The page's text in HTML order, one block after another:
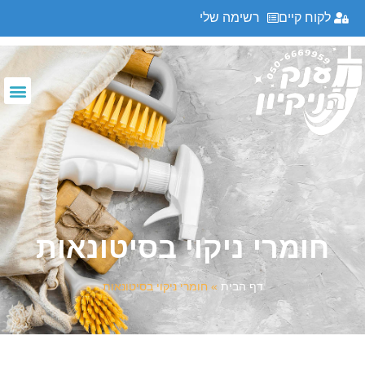
לקוח קיים רשימה שלי
חומרי ניקוי בסיטונאות
חומרי ניקוי בסיטונאות
דף הבית » חומרי ניקוי בסיטונאות